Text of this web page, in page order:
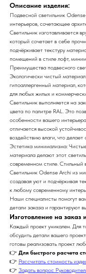
Описание изделия:
Подвесной светильник
интерьеров, сочетающее
Светильник изготавливается
который сочетает в себе
подчёркивает текстуру
помещений в стиле лофт,
Преимущества подвесного
Экологически чистый
гипоаллергенный материал,
для любых жилых и
Светильник выполняется на
цвета по палитре RAL. Это
особенности вашего
отличается высокой
воздействию влаги, что
Эстетика минимализма:
материала делают этот
современном стиле. Стильный
Светильник Odense Archi из
создавая уют и подчёркивая
к любому современному
Наши специалисты помогут
детали заказа и гарантируют
Изготовление на заказ
Каждый проект уникален. Для
обсудить детали вашего
готовы реализовать проект
👉 Для быстрого расчета
👉 Рассчитать стоимость
👉 Задать вопрос